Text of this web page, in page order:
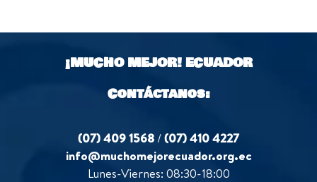
5
t
¡MUCHO MEJOR!ECUADOR
Contáctanos:
(07) 409 1568 /(07) 410 4227
info@muchomejorecuador.org.ec
Lunes-Viernes: 08:30-18:00